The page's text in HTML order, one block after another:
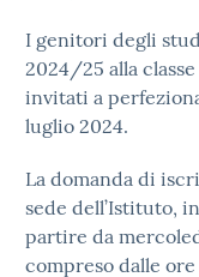
I genitori degli
2024/25 alla
invitati a
luglio 2024.
La domanda di
sede dell’Istituto,
partire da
compreso dalle ore